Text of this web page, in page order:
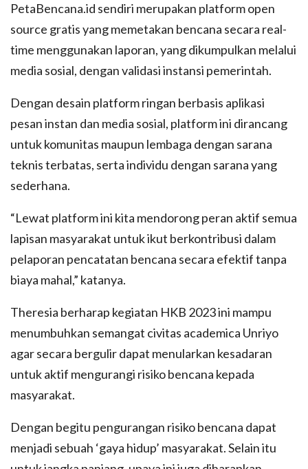
PetaBencana.id sendiri merupakan platform open
source gratis yang memetakan bencana secara real-
time menggunakan laporan, yang dikumpulkan melalui
media sosial, dengan validasi instansi pemerintah.
Dengan desain platform ringan berbasis aplikasi
pesan instan dan media sosial, platform ini dirancang
untuk komunitas maupun lembaga dengan sarana
teknis terbatas, serta individu dengan sarana yang
sederhana.
“Lewat platform ini kita mendorong peran aktif semua
lapisan masyarakat untuk ikut berkontribusi dalam
pelaporan pencatatan bencana secara efektif tanpa
biaya mahal,” katanya.
Theresia berharap kegiatan HKB 2023 ini mampu
menumbuhkan semangat civitas academica Unriyo
agar secara bergulir dapat menularkan kesadaran
untuk aktif mengurangi risiko bencana kepada
masyarakat.
Dengan begitu pengurangan risiko bencana dapat
menjadi sebuah ‘gaya hidup’ masyarakat. Selain itu